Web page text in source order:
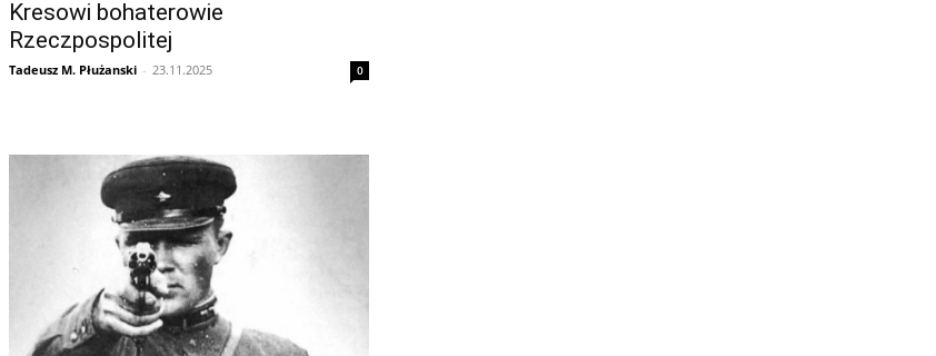
Kresowi bohaterowie
Rzeczpospolitej
Tadeusz M. Płużanski - 23.11.2025 0